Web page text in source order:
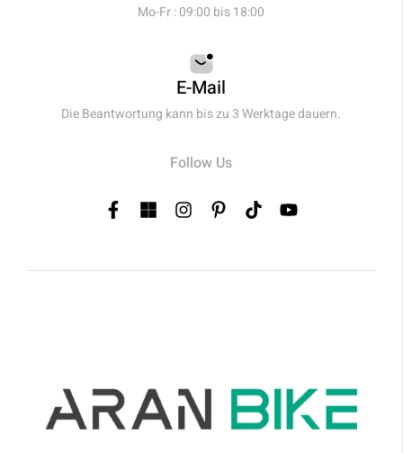
Mo-Fr : 09:00 bis 18:00
E-Mail
Die Beantwortung kann bis zu 3 Werktage dauern.
Follow Us